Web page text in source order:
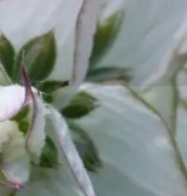
Bewertungen
anrufen